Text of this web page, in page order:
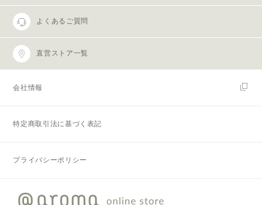
よくあるご質問
直営ストア一覧
会社情報
特定商取引法に基づく表記
プライバシーポリシー